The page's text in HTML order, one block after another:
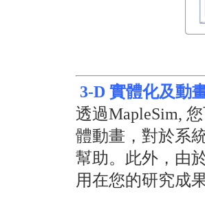
3-D 實體化及動
透過MapleSim,
體動畫，對於系
幫助。此外，由
用在您的研究成